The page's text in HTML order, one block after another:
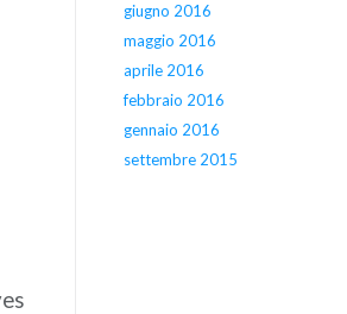
giugno 2016
maggio 2016
aprile 2016
febbraio 2016
gennaio 2016
settembre 2015